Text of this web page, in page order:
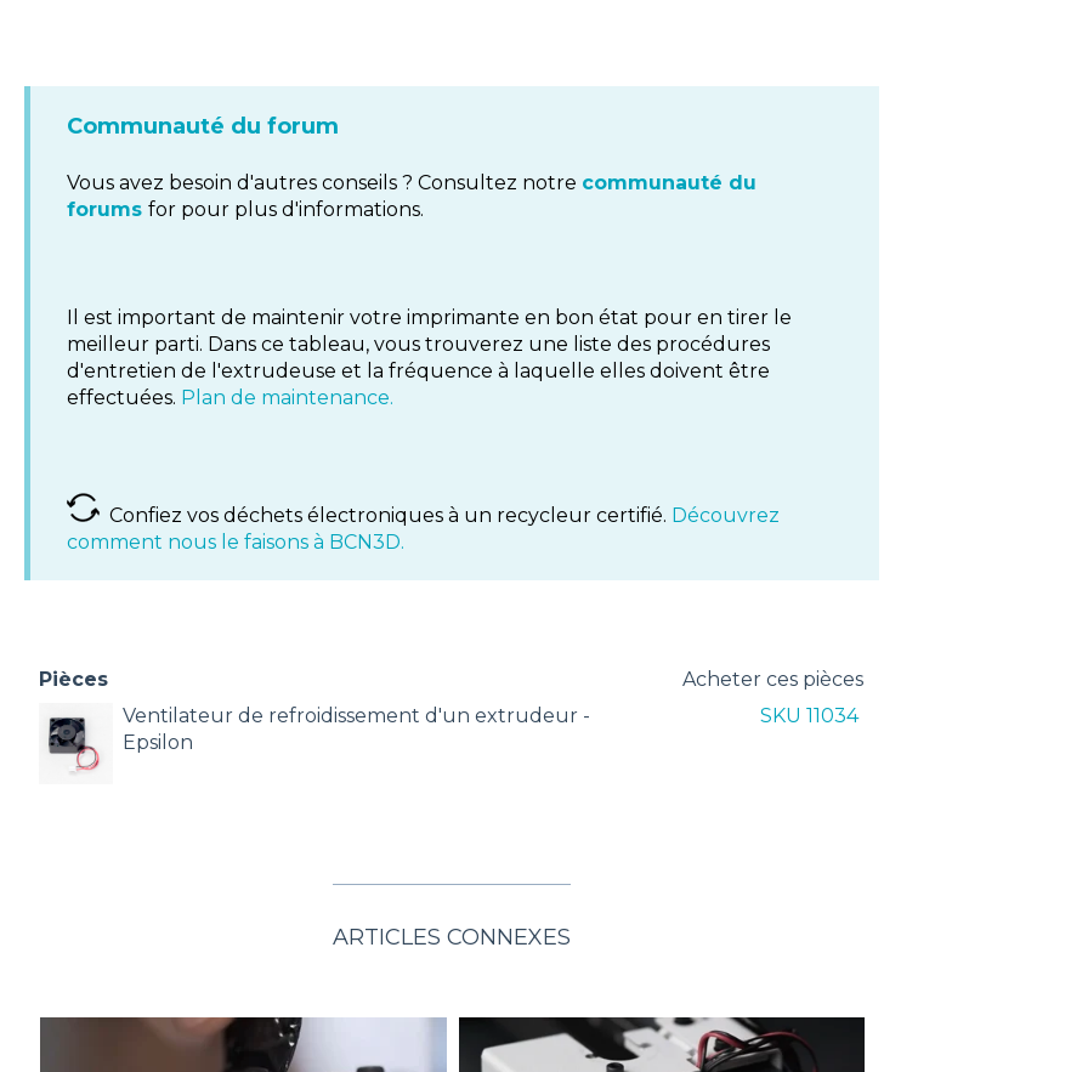
Communauté du forum
Vous avez besoin d'autres conseils ? Consultez notre communauté du
forums for pour plus d'informations.
Il est important de maintenir votre imprimante en bon état pour en tirer le
meilleur parti. Dans ce tableau, vous trouverez une liste des procédures
d'entretien de l'extrudeuse et la fréquence à laquelle elles doivent être
effectuées. Plan de maintenance.
Confiez vos déchets électroniques à un recycleur certifié. Découvrez
comment nous le faisons à BCN3D.
Pièces
Acheter ces pièces
Ventilateur de refroidissement d'un extrudeur -
Epsilon
SKU 11034
ARTICLES CONNEXES